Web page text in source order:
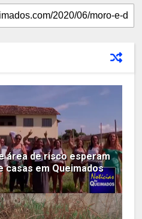
área de risco esperam
casas em Queimados